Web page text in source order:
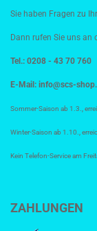
Sie haben Fragen zu
Dann rufen Sie uns an
Tel.: 0208 - 43 70 760
E-Mail: info@scs-
Sommer-Saison ab 1.3.,
Winter-Saison ab 1.10.,
Kein Telefon-Service am
ZAHLUNGEN